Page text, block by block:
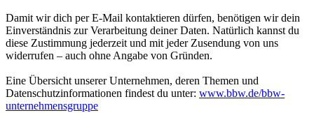
Damit wir dich per E-Mail kontaktieren dürfen, benötigen wir dein
Einverständnis zur Verarbeitung deiner Daten. Natürlich kannst du
diese Zustimmung jederzeit und mit jeder Zusendung von uns
widerrufen – auch ohne Angabe von Gründen.
Eine Übersicht unserer Unternehmen, deren Themen und
Datenschutzinformationen findest du unter: www.bbw.de/bbw-
unternehmensgruppe